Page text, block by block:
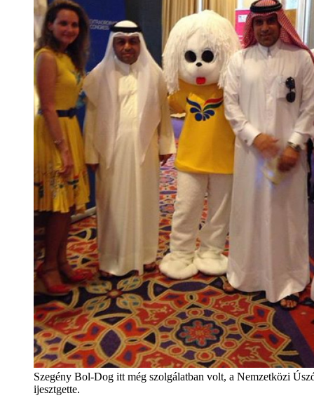
Szegény Bol-Dog itt még szolgálatban volt, a Nemzetközi
ijesztgette.